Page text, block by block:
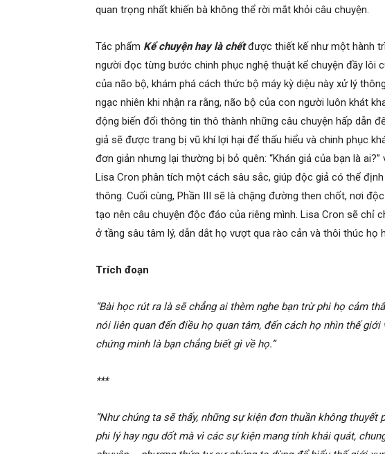
quan trọng nhất khiến bà không thể rời mắt khỏi câu chuyện.
Tác phẩm Kể chuyện hay là chếtđược thiết kế như một hành
người đọc từng bước chinh phục nghệ thuật kể chuyện đầy lôi
của não bộ, khám phá cách thức bộ máy kỳ diệu này xử lý
ngạc nhiên khi nhận ra rằng, não bộ của con người luôn khát
động biến đổi thông tin thô thành những câu chuyện hấp dẫn
giả sẽ được trang bị vũ khí lợi hại để thấu hiểu và chinh phục
đơn giản nhưng lại thường bị bỏ quên: “Khán giả của bạn là
Lisa Cron phân tích một cách sâu sắc, giúp độc giả có thể
thông. Cuối cùng, Phần III sẽ là chặng đường then chốt, nơi
tạo nên câu chuyện độc đáo của riêng mình. Lisa Cron sẽ chỉ
ở tầng sâu tâm lý, dẫn dắt họ vượt qua rào cản và thôi thúc họ
Trích đoạn
“Bài học rút ra là sẽ chẳng ai thèm nghe bạn trừ phi họ cảm
nói liên quan đến điều họ quan tâm, đến cách họ nhìn thế giới
chứng minh là bạn chẳng biết gì về họ.”
***
“Như chúng ta sẽ thấy, những sự kiện đơn thuần không
phi lý hay ngu dốt mà vì các sự kiện mang tính khái quát,